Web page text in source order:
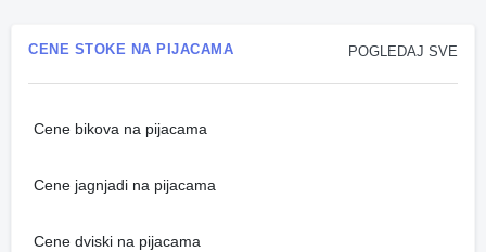
POGLEDAJ SVE
CENE STOKE NA PIJACAMA
Cene bikova na pijacama
Cene jagnjadi na pijacama
Cene dviski na pijacama